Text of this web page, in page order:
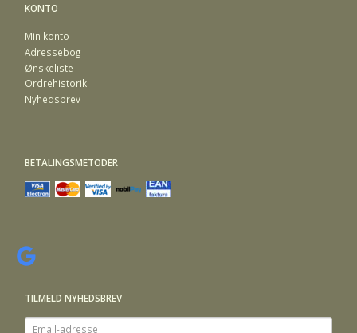
KONTO
Min konto
Adressebog
Ønskeliste
Ordrehistorik
Nyhedsbrev
BETALINGSMETODER
TILMELD NYHEDSBREV
Email-